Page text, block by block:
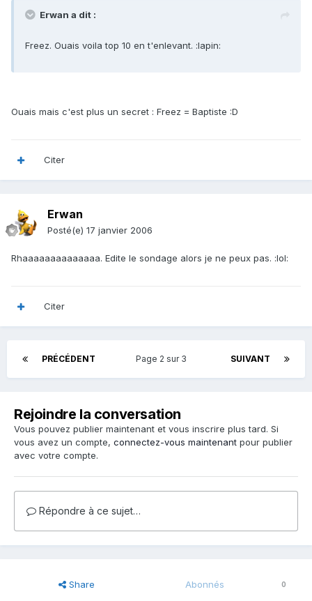
Erwan a dit :
Freez. Ouais voila top 10 en t'enlevant. :lapin:
Ouais mais c'est plus un secret : Freez = Baptiste :D
Citer
Erwan
Posté(e) 17 janvier 2006
Rhaaaaaaaaaaaaaa. Edite le sondage alors je ne peux pas. :lol:
Citer
PRÉCÉDENT SUIVANT
Page 2 sur 3
Rejoindre la conversation
Vous pouvez publier maintenant et vous inscrire plus tard. Si
vous avez un compte, connectez-vous maintenant pour publier
avec votre compte.
Répondre à ce sujet…
Share Abonnés 0